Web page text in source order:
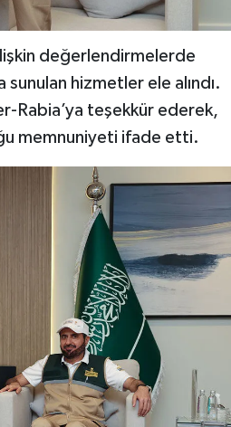
değerlendirmelerde
sunulan hizmetler ele alındı.
Rabia’ya teşekkür ederek,
memnuniyeti ifade etti.